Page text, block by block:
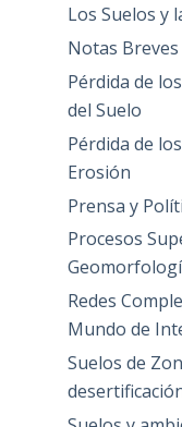
Los Suelos y
Notas
Pérdida de
del Suelo
Pérdida de
Erosión
Prensa y
Procesos
Redes
Mundo de
Suelos de